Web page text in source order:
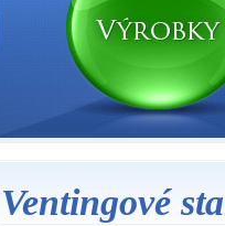
Ventingové